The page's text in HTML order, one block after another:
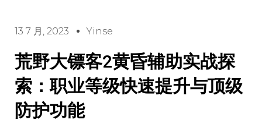
13 7 月, 2023 Yinse
荒野大镖客2黄昏辅助实战探
索：职业等级快速提升与顶级
防护功能